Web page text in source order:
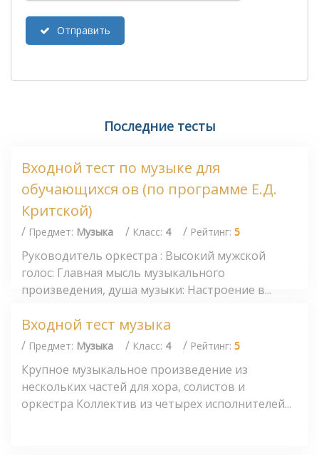
Отправить
Последние тесты
Входной тест по музыке для
обучающихся ов (по программе Е.Д.
Критской)
/ Предмет: Музыка / Класс: 4 / Рейтинг: 5
Руководитель оркестра : Высокий мужской
голос: Главная мысль музыкального
произведения, душа музыки: Настроение в...
Входной тест музыка
/ Предмет: Музыка / Класс: 4 / Рейтинг: 5
Крупное музыкальное произведение из
нескольких частей для хора, солистов и
оркестра Коллектив из четырех исполнителей...